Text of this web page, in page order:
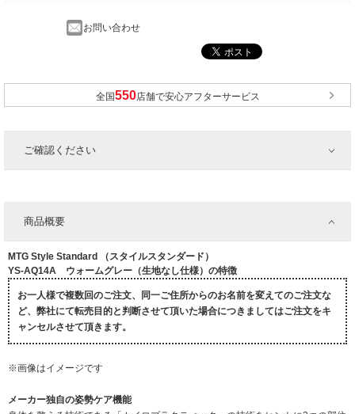
お問い合わせ
全国 店舗で安心アフターサービス
ご確認ください
商品概要
MTG Style Standard （スタイルスタンダード）
YS-AQ14A ウォームグレー（生地なし仕様）の特徴
お一人様で複数回のご注文、同一ご住所からのお名前を変えてのご注文な
ど、弊社にて転売目的と判断させて頂いた場合につきましてはご注文をキ
ャンセルさせて頂きます。
※画像はイメージです
メーカー独自の姿勢ケア機能